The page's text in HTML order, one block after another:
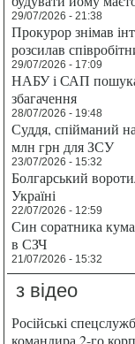
29/07/2026 - 21:38
Прокурор знімав
розсилав
29/07/2026 - 17:09
НАБУ і САП
збагачення
28/07/2026 - 19:48
Суддя, спійманий
млн грн для ЗСУ
23/07/2026 - 15:32
Болгарський
Україні
22/07/2026 - 12:59
Син соратника кума
в СЗЧ
21/07/2026 - 15:32
з відео
Російські
командира 2-го